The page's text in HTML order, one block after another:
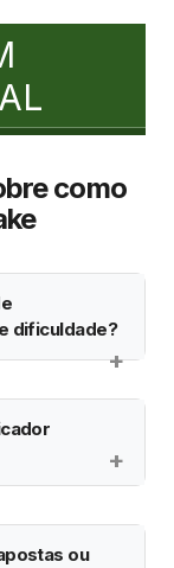
como
dificuldade?
ou